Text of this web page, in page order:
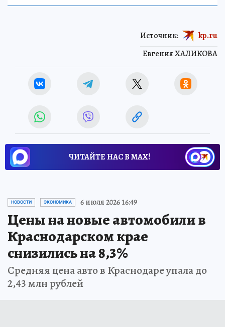
Евгения ХАЛИКОВА
Источник: kp.ru
ЧИТАЙТЕ НАС В МАХ!
НОВОСТИ ЭКОНОМИКА 6 июля 2026 16:49
Цены на новые автомобили в
Краснодарском крае
снизились на 8,3%
Средняя цена авто в Краснодаре упала до
2,43 млн рублей